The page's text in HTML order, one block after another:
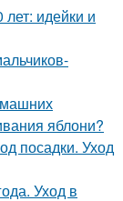
идейки и
яблони?
посадки. Уход
Уход в